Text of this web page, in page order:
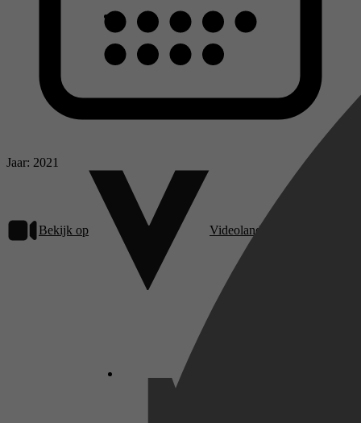
Jaar: 2021
Bekijk op Videoland